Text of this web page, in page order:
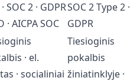
SOC 2 · GDPR
· AICPA SOC
SOC 2 Type 2 ·
GDPR
· el.
· socialiniai
Tiesioginis
pokalbis
žiniatinklyje ·